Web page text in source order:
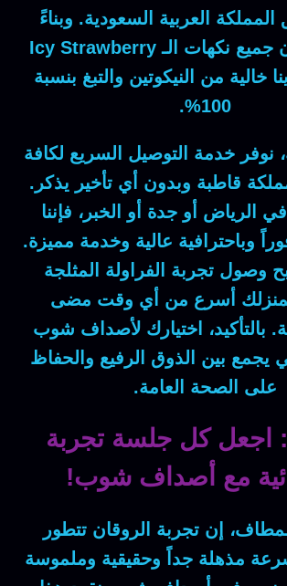
العربية السعودية. وبناءً
جميع نكهات الـIcy Strawberry
خالية من النيكوتين والتبغ بنسبة
100%.
، نوفر خدمة التوصيل السريع لكافة
قاطبة وبدون أي تأخير يذكر.
الرياض أو جدة أو الخبر، فإننا
وباحترافية عالية وخدمة مميزة.
وصول تجربة الفراولة المثلجة
أسرع من أي وقت مضى
بالتأكيد، اختيارك لأصداف شوب
يجمع بين الذوق الرفيع والحفاظ
على الصحة العامة.
اجعل كل جلسة تجربة
مع أصداف شوب!
، إن تجربة الروقان تتطور
مذهلة جداً وحقيقية وملموسة